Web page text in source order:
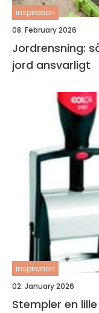
inspiration
08. February 2026
Jordrensning:
jord ansvarligt
inspiration
02. January 2026
Stempler en lille detalje med stor effekt i